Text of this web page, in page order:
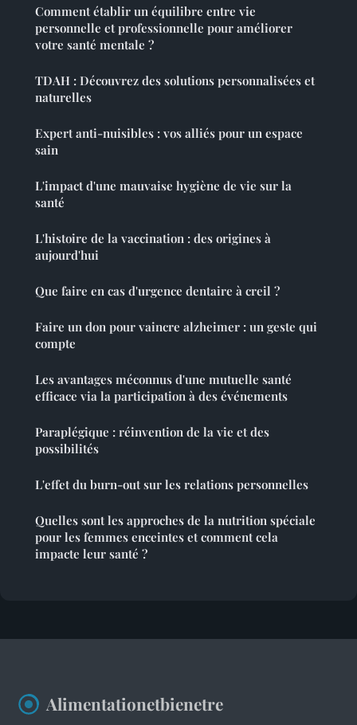
Comment établir un équilibre entre vie
personnelle et professionnelle pour améliorer
votre santé mentale ?
TDAH : Découvrez des solutions personnalisées et
naturelles
Expert anti-nuisibles : vos alliés pour un espace
sain
L'impact d'une mauvaise hygiène de vie sur la
santé
L'histoire de la vaccination : des origines à
aujourd'hui
Que faire en cas d'urgence dentaire à creil ?
Faire un don pour vaincre alzheimer : un geste qui
compte
Les avantages méconnus d'une mutuelle santé
efficace via la participation à des événements
Paraplégique : réinvention de la vie et des
possibilités
L'effet du burn-out sur les relations personnelles
Quelles sont les approches de la nutrition spéciale
pour les femmes enceintes et comment cela
impacte leur santé ?
Alimentationetbienetre